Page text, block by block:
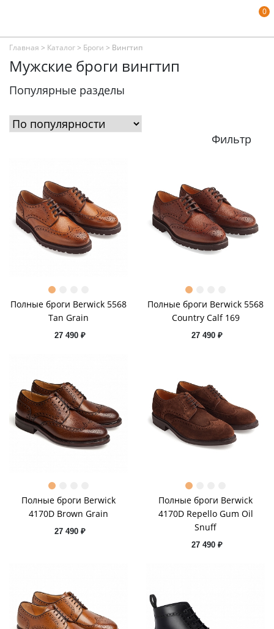
0
Главная > Каталог> Броги > Вингтип
Мужские броги вингтип
Популярные разделы
Фильтр
Полные броги Berwick 5568
Tan Grain
27 490 ₽
Полные броги Berwick 5568
Country Calf 169
27 490 ₽
Полные броги Berwick
4170D Brown Grain
27 490 ₽
Полные броги Berwick
4170D Repello Gum Oil
Snuff
27 490 ₽